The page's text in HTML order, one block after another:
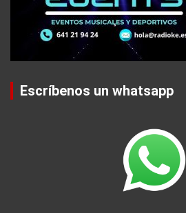
Escríbenos un whatsapp